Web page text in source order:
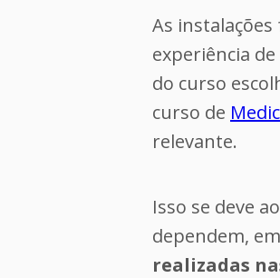
As
experiência
do curso
curso de
relevante.
Isso se deve
dependem,
realizadas